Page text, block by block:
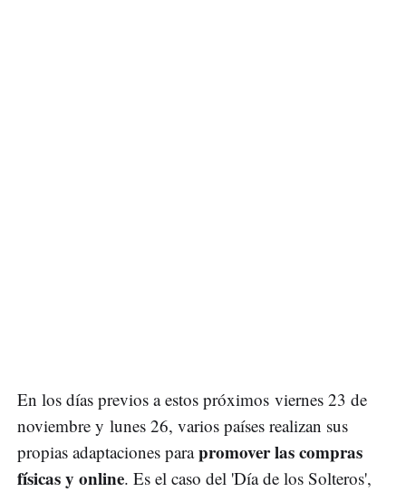
En los días previos a estos próximos viernes 23 de
noviembre y lunes 26, varios países realizan sus
propias adaptaciones parapromover las compras
físicas y online. Es el caso del 'Día de los Solteros',